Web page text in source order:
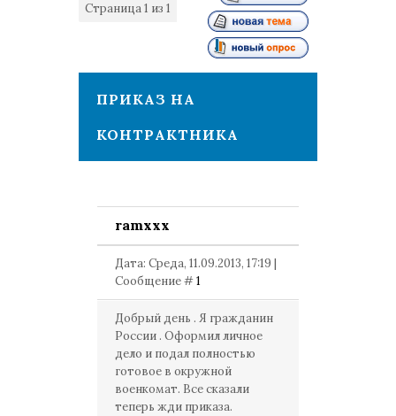
Страница1 из 1
ПРИКАЗ НА
КОНТРАКТНИКА
ramxxx
Дата: Среда, 11.09.2013, 17:19 |
Сообщение #1
Добрый день . Я гражданин
России . Оформил личное
дело и подал полностью
готовое в окружной
военкомат. Все сказали
теперь жди приказа.